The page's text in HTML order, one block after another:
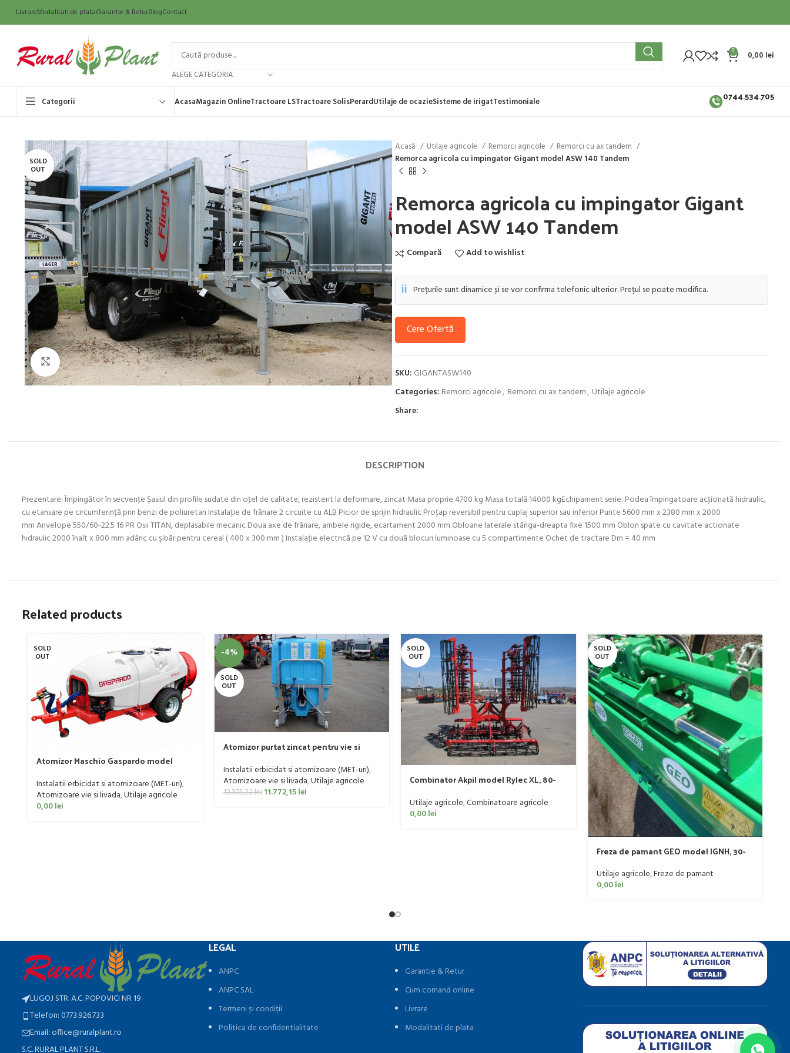
LivrareModalitati de plataGarantie & ReturBlogContact
ALEGE CATEGORIA
0 0,00 lei
Categorii AcasaMagazin OnlineTractoare LSTractoare SolisPerardUtilaje de ocazieSisteme de irigatTestimoniale 0744.534.705
SOLD
OUT
Click to enlarge
Acasă Utilaje agricole Remorci agricole
Remorci cu ax tandem
Remorca agricola cu impingator Gigant model ASW 140 Tandem
Remorca agricola cu impingator Gigant
model ASW 140 Tandem
Compară Add to wishlist
ℹ️ Prețurile sunt dinamice și se vor confirma telefonic ulterior. Prețul se poate modifica.
Cere Ofertă
SKU: GIGANTASW140
Categories: Remorci agricole, Remorci cu ax tandem, Utilaje agricole
Share:
DESCRIPTION
Prezentare: Împingător în secvenţe Şasiul din profile sudate din oţel de calitate, rezistent la deformare, zincat Masa proprie 4700 kg Masa totală 14000 kgEchipament serie: Podea împingatoare acţionată hidraulic,
cu etansare pe circumferinţă prin benzi de poliuretan Instalaţie de frânare 2 circuite cu ALB Picior de sprijin hidraulic Proţap reversibil pentru cuplaj superior sau inferior Punte 5600 mm x 2380 mm x 2000
mm Anvelope 550/60-22.5 16 PR Osii TITAN, deplasabile mecanic Doua axe de frânare, ambele rigide, ecartament 2000 mm Obloane laterale stânga-dreapta fixe 1500 mm Oblon spate cu cavitate actionate
hidraulic 2000 înalt x 800 mm adânc cu şibăr pentru cereal ( 400 x 300 mm ) Instalaţie electrică pe 12 V cu două blocuri luminoase cu 5 compartimente Ochet de tractare Dm = 40 mm
Related products
SOLD
OUT
Atomizor Maschio Gaspardo model
Instalatii erbicidat si atomizoare (MET-uri),
Atomizoare vie si livada,Utilaje agricole
0,00lei
-4%
SOLD
OUT
Atomizor purtat zincat pentru vie si
Instalatii erbicidat si atomizoare (MET-uri),
Atomizoare vie si livada,Utilaje agricole
12.303,22lei 11.772,15lei
SOLD
OUT
Combinator Akpil model Rylec XL, 80-
Utilaje agricole,Combinatoare agricole
0,00lei
SOLD
OUT
Freza de pamant GEO model IGNH, 30-
Utilaje agricole,Freze de pamant
0,00lei
LUGOJ STR. A.C. POPOVICI NR 19
Telefon: 0773.926.733
Email: office@ruralplant.ro
S.C. RURAL PLANT S.R.L.
LEGAL
ANPC
ANPC SAL
Termeni și condiții
Politica de confidentialitate
UTILE
Garantie & Retur
Cum comand online
Livrare
Modalitati de plata